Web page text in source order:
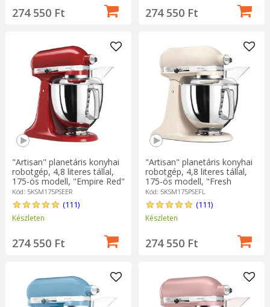
274 550 Ft 274 550 Ft
"Artisan" planetáris konyhai
robotgép, 4,8 literes tállal,
175-ös modell, "Empire Red"
- KitchenAid
Kód: 5KSM175PSEER
(111)
Készleten
274 550 Ft
"Artisan" planetáris konyhai
robotgép, 4,8 literes tállal,
175-ös modell, "Fresh
Linen" - KitchenAid
Kód: 5KSM175PSEFL
(111)
Készleten
274 550 Ft